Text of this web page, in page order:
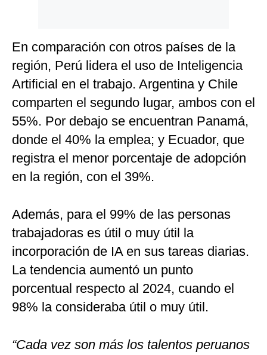
En comparación con otros países de la
región, Perú lidera el uso de Inteligencia
Artificial en el trabajo. Argentina y Chile
comparten el segundo lugar, ambos con el
55%. Por debajo se encuentran Panamá,
donde el 40% la emplea; y Ecuador, que
registra el menor porcentaje de adopción
en la región, con el 39%.
Además, para el 99% de las personas
trabajadoras es útil o muy útil la
incorporación de IA en sus tareas diarias.
La tendencia aumentó un punto
porcentual respecto al 2024, cuando el
98% la consideraba útil o muy útil.
“Cada vez son más los talentos peruanos